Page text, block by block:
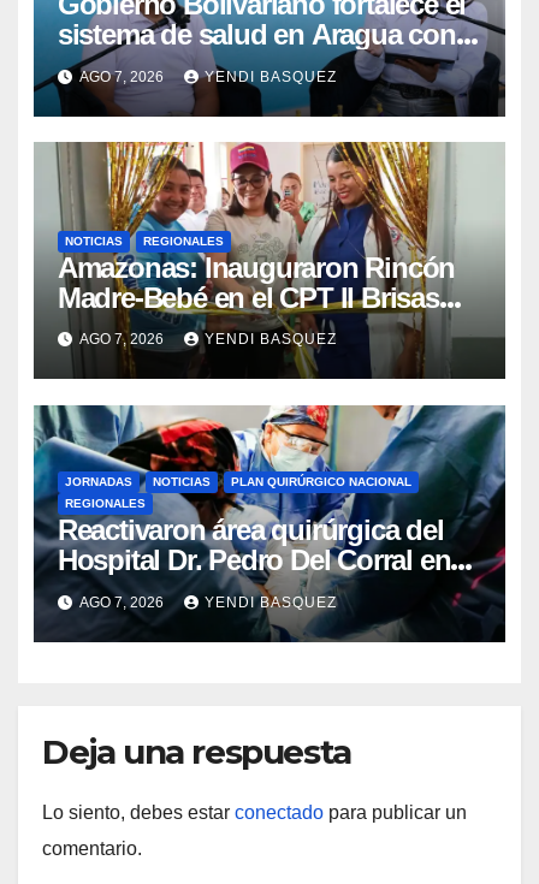
sistema de salud en Aragua con
la reinauguración del CDI La Mora
AGO 7, 2026 YENDI BASQUEZ
NOTICIAS REGIONALES
​Amazonas: Inauguraron Rincón
Madre-Bebé en el CPT II Brisas
del Aeropuerto ​Inauguraron
Rincón
AGO 7, 2026 YENDI BASQUEZ
JORNADAS NOTICIAS
PLAN QUIRÚRGICO NACIONAL
REGIONALES
Reactivaron área quirúrgica del
Hospital Dr. Pedro Del Corral en
Guárico
AGO 7, 2026 YENDI BASQUEZ
Deja una respuesta
Lo siento, debes estar conectado para publicar un
comentario.